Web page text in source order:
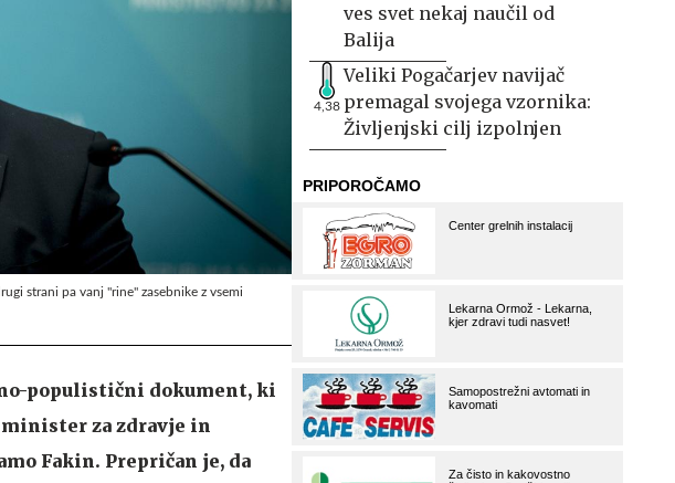
strani pa vanj "rine" zasebnike z vsemi
populistični dokument, ki
za zdravje in
Fakin. Prepričan je, da
ves svet nekaj naučil od
Balija
4,38
Veliki Pogačarjev navijač
premagal svojega vzornika:
Življenjski cilj izpolnjen